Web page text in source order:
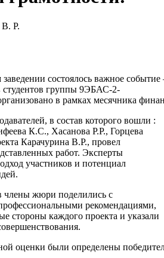
В. Р.
состоялось важное
студентов группы 9ЭБАС-2-
в рамках месячника
в состав которого вошли :
К.С., Хасанова Р.Р., Горцева
Карачурина В.Р., провел
работ. Эксперты
участников и потенциал
члены жюри поделились с
рекомендациями,
стороны каждого проекта и указали
оценки были определены